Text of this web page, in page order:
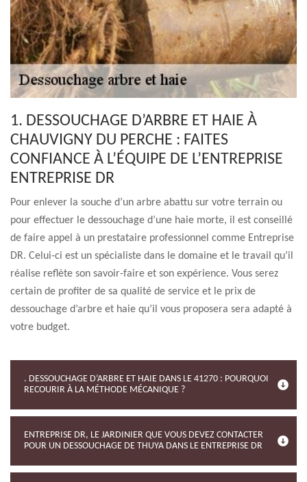
1. DESSOUCHAGE D’ARBRE ET HAIE À
CHAUVIGNY DU PERCHE : FAITES
CONFIANCE À L’ÉQUIPE DE L’ENTREPRISE
ENTREPRISE DR
Pour enlever la souche d’un arbre abattu sur votre terrain ou
pour effectuer le dessouchage d’une haie morte, il est conseillé
de faire appel à un prestataire professionnel comme Entreprise
DR. Celui-ci est un spécialiste dans le domaine et le travail qu’il
réalise reflète son savoir-faire et son expérience. Vous serez
certain de profiter de sa qualité de service et le prix de
dessouchage d’arbre et haie qu’il vous proposera sera adapté à
votre budget.
. DESSOUCHAGE D’ARBRE ET HAIE DANS LE 41270 : POURQUOI
RECOURIR À LA MÉTHODE MÉCANIQUE ?
ENTREPRISE DR, LE JARDINIER QUE VOUS DEVEZ CONTACTER
POUR UN DESSOUCHAGE DE THUYA DANS LE ENTREPRISE DR